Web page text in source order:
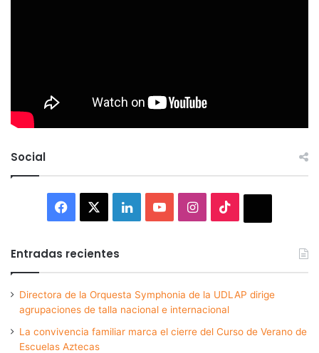
Social
Facebook LinkedInYouTubeInstagram
Entradas recientes
Directora de la Orquesta Symphonia de la UDLAP dirige
agrupaciones de talla nacional e internacional
La convivencia familiar marca el cierre del Curso de Verano de
Escuelas Aztecas